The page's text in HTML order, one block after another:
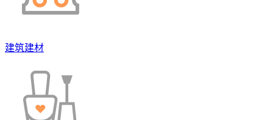
建筑建材